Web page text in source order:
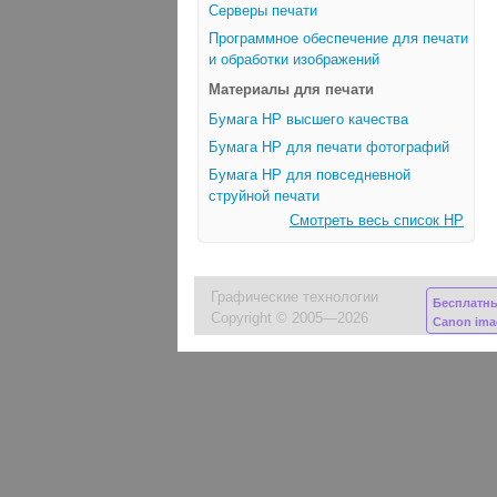
Серверы печати
Программное обеспечение для печати
и обработки изображений
Материалы для печати
Бумага HP высшего качества
Бумага HP для печати фотографий
Бумага HP для повседневной
струйной печати
Смотреть весь список HP
Графические технологии
Copyright © 2005—2026
Canon